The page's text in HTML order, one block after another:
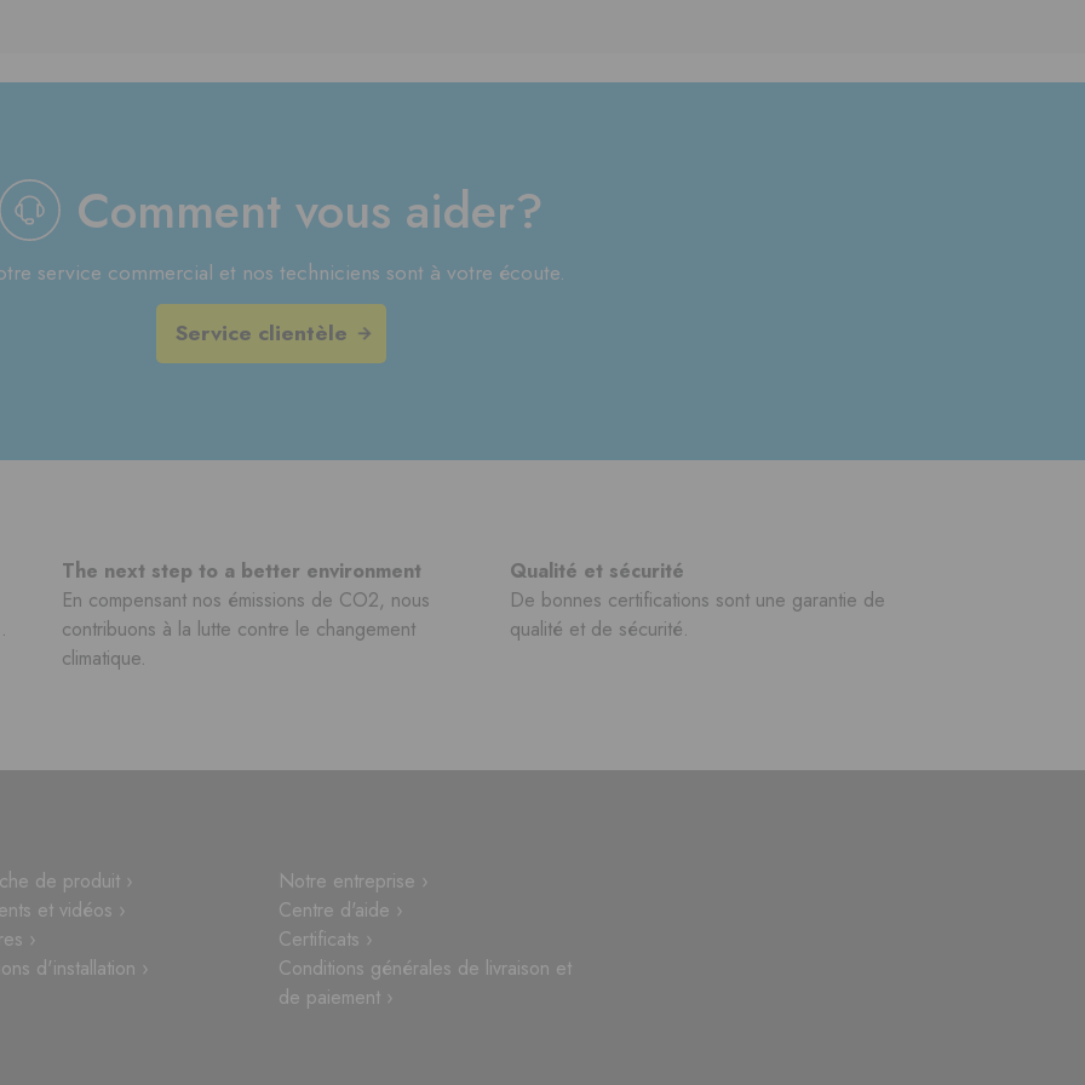
Comment vous aider?
service commercial et nos techniciens sont à votre écoute.
Service clientèle
The next step to a better environment
En compensant nos émissions de CO2, nous
contribuons à la lutte contre le changement
climatique.
Qualité et sécurité
De bonnes certifications sont une garantie de
qualité et de sécurité.
de produit ›
et vidéos ›
›
d'installation ›
Notre entreprise ›
Centre d'aide ›
Certificats ›
Conditions générales de livraison et
de paiement ›